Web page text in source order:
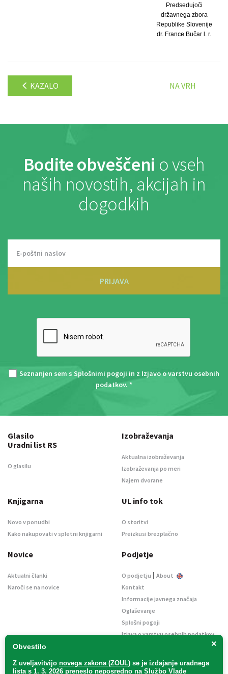
Predsedujoči
državnega zbora
Republike Slovenije
dr. France Bučar l. r.
KAZALO NA VRH
Bodite obveščeni o vseh
naših novostih, akcijah in
dogodkih
PRIJAVA
Seznanjen sem s Splošnimi pogoji in z Izjavo o varstvu osebnih
podatkov. *
×
Obvestilo
Z uveljavitvijo novega zakona (ZOUL) se je izdajanje uradnega
lista s 1. 3. 2026 preneslo neposredno na Službo Vlade
Glasilo
Uradni list RS
O glasilu
Izobraževanja
Aktualna izobraževanja
Izobraževanja po meri
Najem dvorane
Knjigarna
Novo v ponudbi
Kako nakupovati v spletni knjigarni
UL info tok
O storitvi
Preizkusi brezplačno
Novice
Aktualni članki
Naroči se na novice
Podjetje
O podjetju | About
Kontakt
Informacije javnega značaja
Oglaševanje
Splošni pogoji
Izjava o varstvu osebnih podatkov